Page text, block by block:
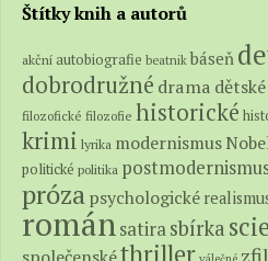
Protagonista Meursault,
smrti, protože nechce přijmout
hrách (neplakal například na
bez jediného náznaku
že zemře pro pravdu, aniž by
Skutečnost kolem sebe přijímá,
vykoupit jakoukoli
neúčastným divákem.
Štítky knih a autorů
akční autobiografie beatnik báseň
dobrodružné drama dětské
filozofické filozofie historické
krimi lyrika modernismus
politické politika
prózapsychologické
románsatirasbírka
thriller